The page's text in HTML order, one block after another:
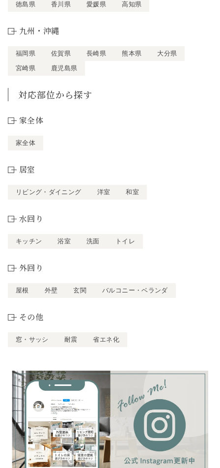
徳島県 香川県 愛媛県 高知県
九州・沖縄
福岡県 佐賀県 長崎県 熊本県
大分県
宮崎県
鹿児島県
対応部位から探す
家全体
家全体
居室
リビング・ダイニング 洋室 和室
水回り
キッチン 浴室 洗面 トイレ
外回り
屋根 外壁 玄関 バルコニー・ベランダ
その他
窓・サッシ 耐震 省エネ化